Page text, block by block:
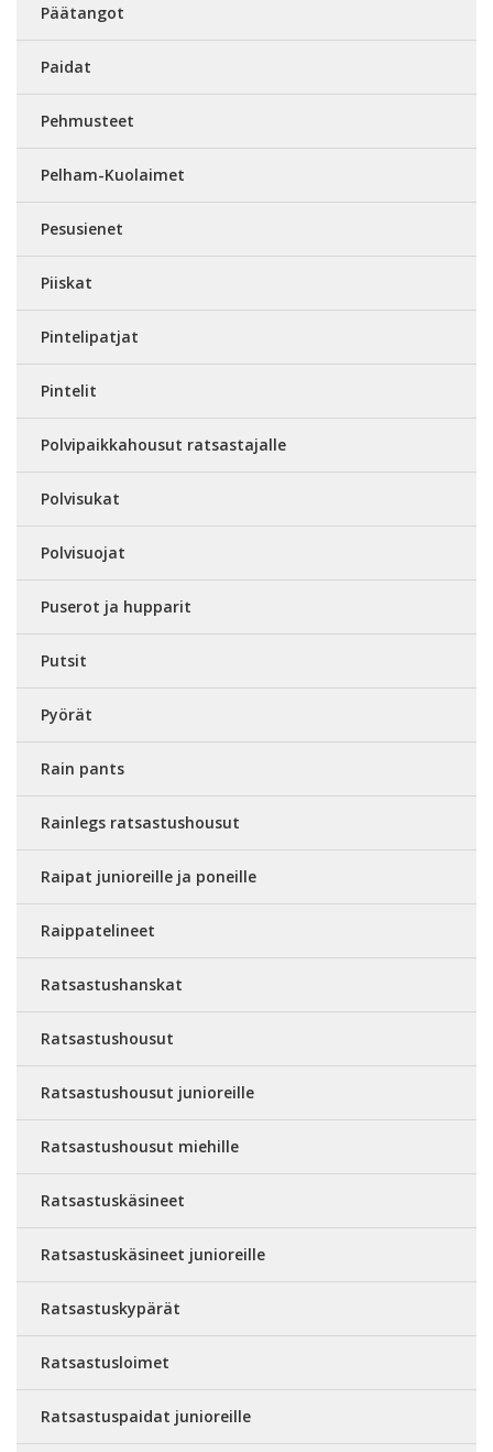
Päätangot
Paidat
Pehmusteet
Pelham-Kuolaimet
Pesusienet
Piiskat
Pintelipatjat
Pintelit
Polvipaikkahousut ratsastajalle
Polvisukat
Polvisuojat
Puserot ja hupparit
Putsit
Pyörät
Rain pants
Rainlegs ratsastushousut
Raipat junioreille ja poneille
Raippatelineet
Ratsastushanskat
Ratsastushousut
Ratsastushousut junioreille
Ratsastushousut miehille
Ratsastuskäsineet
Ratsastuskäsineet junioreille
Ratsastuskypärät
Ratsastusloimet
Ratsastuspaidat junioreille